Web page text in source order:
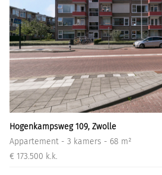
Hogenkampsweg 109, Zwolle
Appartement - 3 kamers - 68 m²
€ 173.500 k.k.